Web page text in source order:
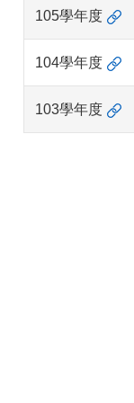
105學年度
104學年度
103學年度